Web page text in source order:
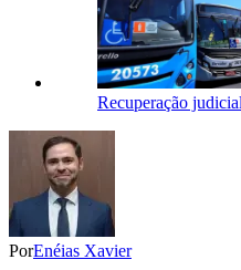
Recuperação
PorEnéias Xavier